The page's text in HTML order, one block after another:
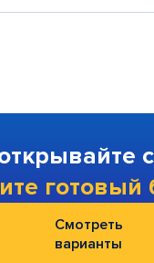
готовый
Смотреть
варианты